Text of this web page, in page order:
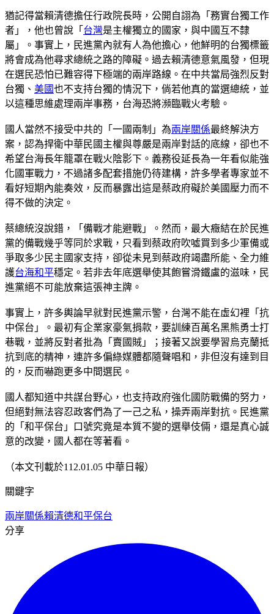
猶記得當賴清德擔任行政院長時，公開自詡為「務實台獨工作
者」，他也曾說「 台灣是主權獨立的國家，與中國互不隸
屬」。事實上，民進黨內就有人為他擔心，他鮮明的台獨標籤
將會成為他尋求總統之路的障礙。過去賴清德意氣風發，但現
在選民恐怕已難容得下極端的兩岸路線。在中共當局強烈反對
台獨、 美國也不支持台獨的情況下，倘若他真的當選總統，並
以這種思維處理兩岸事務，台海恐將瀕臨戰火考驗。
國人當然不接受中共的「一國兩制」為兩岸關係最終解決方
案，認為捍衛中華民國主權與尊嚴是兩岸對話的底線，卻也不
希望台海長年籠罩在戰火陰影下。義務役延長為一年看似能強
化國軍戰力，不過諸多配套措施仍待建構，許多學者專家並不
看好短期內能奏效，反而暴露出這是蔡政府礙於美國壓力而不
得不做的決定。
蔡總統沒說錯，「備戰才能避戰」。然而，最大癥結在於民進
黨的備戰幾乎等同於求戰，只看到蔡政府吹噓買到多少軍備或
爭取多少民主國家支持，卻從未見到蔡政府竭盡所能、全力維
護台海和平穩定。若非去年底選舉使其飽嘗滑鐵盧的滋味，民
進黨絕不可能放棄這張神主牌。
事實上，許多輿論早就對民進黨示警，台灣不能在虛幻裡「抗
中保台」。最初有企業家豪氣捐款，要訓練百萬名黑熊勇士打
巷戰，並將反對者批為「賣國賊」；接著又說要學習烏克蘭抵
抗到底的精神，連許多偏綠媒體都隨聲唱和，非但沒有達到目
的，反而嚇跑更多中間選民。
國人都知道中共謀台野心，也支持政府強化國防戰備的努力，
但絕對無法容忍政客們為了一己之私，操弄兩岸對抗。民進黨
的「和平保台」口號究竟是本質不變的選舉伎倆，還是真心誠
意的改變，國人都在等著看。
（本文刊載於112.01.05 中華日報）
關鍵字
兩岸關係賴清德和平保台
分享